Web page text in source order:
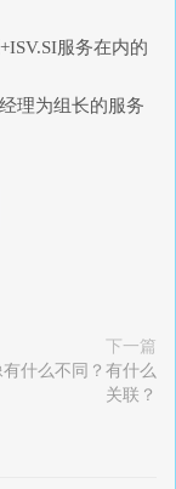
服务在内的
理为组长的服务
下一篇
什么不同？有什么
关联？